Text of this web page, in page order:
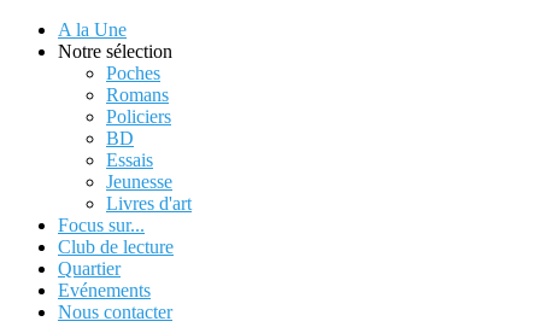
A la Une
Notre sélection
Poches
Romans
Policiers
BD
Essais
Jeunesse
Livres d'art
Focus sur...
Club de lecture
Quartier
Evénements
Nous contacter